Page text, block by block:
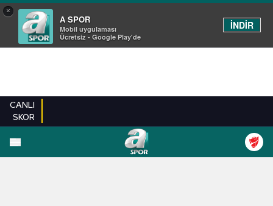
×
A SPOR
Mobil uygulaması
Ücretsiz - Google Play'de
İNDİR
CANLI
SKOR